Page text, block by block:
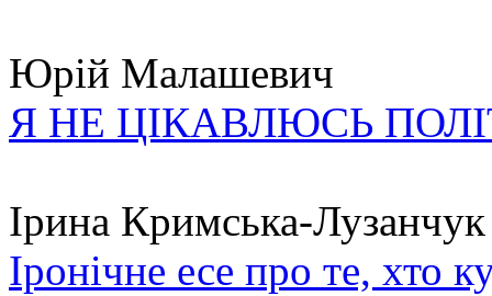
Юрій Малашевич
Я НЕ ЦІКАВЛЮСЬ
Ірина Кримська-Лузанчук
Іронічне есе про те, хто